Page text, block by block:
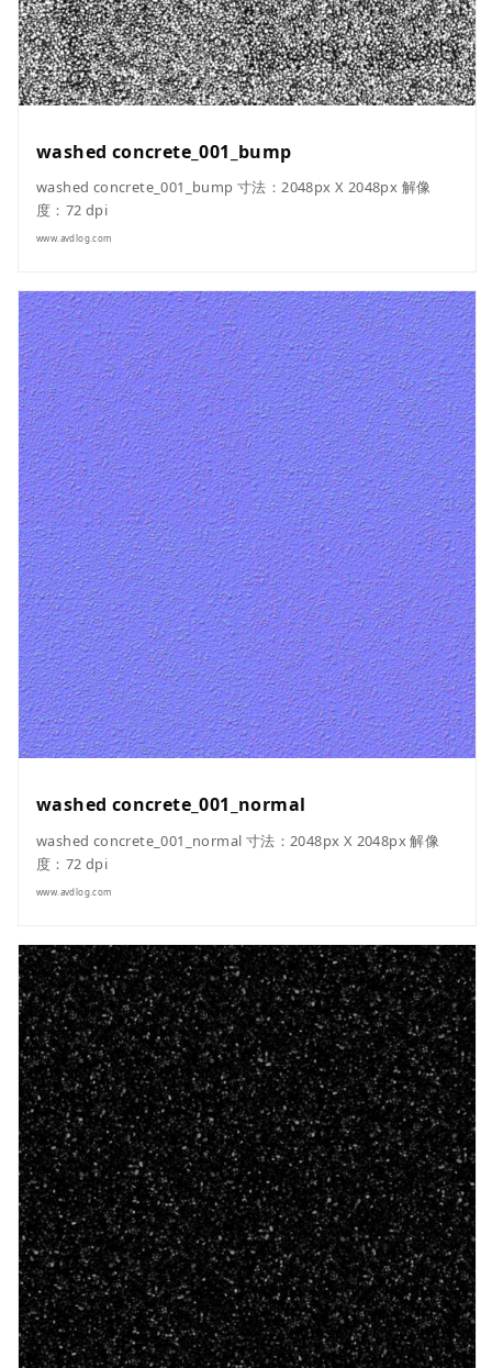
washed concrete_001_bump
washed concrete_001_bump 寸法：2048px X 2048px 解像
度：72 dpi
www.avdlog.com
washed concrete_001_normal
washed concrete_001_normal 寸法：2048px X 2048px 解像
度：72 dpi
www.avdlog.com